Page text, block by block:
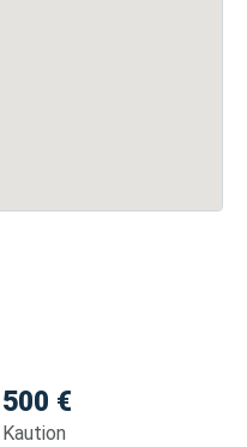
500 €
Kaution